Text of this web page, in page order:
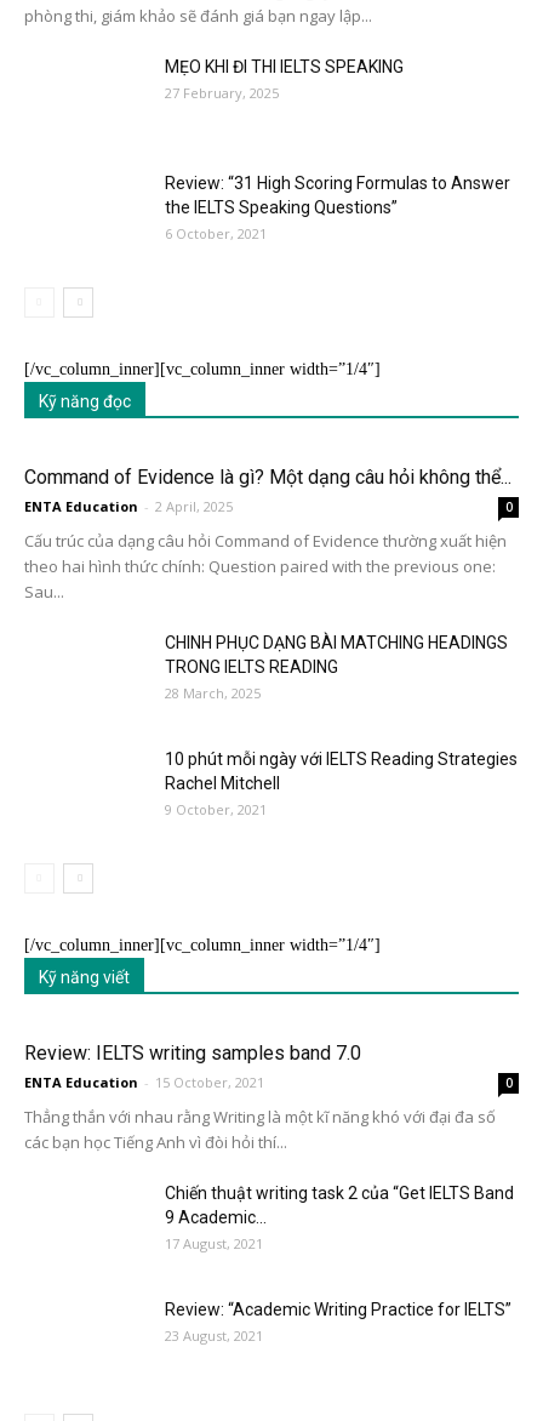
phòng thi, giám khảo sẽ đánh giá bạn ngay lập...
MẸO KHI ĐI THI IELTS SPEAKING
27 February, 2025
Review: “31 High Scoring Formulas to Answer
the IELTS Speaking Questions”
6 October, 2021
[/vc_column_inner][vc_column_inner width=”1/4″]
Kỹ năng đọc
Command of Evidence là gì? Một dạng câu hỏi không thể...
ENTA Education - 2 April, 2025 0
Cấu trúc của dạng câu hỏi Command of Evidence thường xuất hiện
theo hai hình thức chính: Question paired with the previous one:
Sau...
CHINH PHỤC DẠNG BÀI MATCHING HEADINGS
TRONG IELTS READING
28 March, 2025
10 phút mỗi ngày với IELTS Reading Strategies
Rachel Mitchell
9 October, 2021
[/vc_column_inner][vc_column_inner width=”1/4″]
Kỹ năng viết
Review: IELTS writing samples band 7.0
ENTA Education - 15 October, 2021 0
Thẳng thắn với nhau rằng Writing là một kĩ năng khó với đại đa số
các bạn học Tiếng Anh vì đòi hỏi thí...
Chiến thuật writing task 2 của “Get IELTS Band
9 Academic...
17 August, 2021
Review: “Academic Writing Practice for IELTS”
23 August, 2021